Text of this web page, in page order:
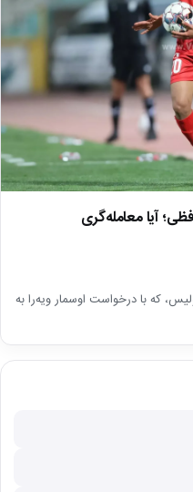
آیا معامله‌گری
که با درخواست اوسمار ویه‌را به